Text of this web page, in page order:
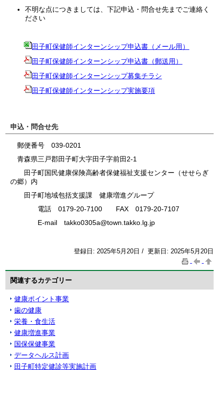
不明な点につきましては、下記申込・問合せ先までご連絡く
ださい
田子町保健師インターンシップ申込書（メール用）
田子町保健師インターンシップ申込書（郵送用）
田子町保健師インターンシップ募集チラシ
田子町保健師インターンシップ実施要項
申込・問合せ先
郵便番号 039-0201
青森県三戸郡田子町大字田子字前田2-1
田子町国民健康保険高齢者保健福祉支援センター（せせらぎ
の郷）内
田子町地域包括支援課 健康増進グループ
電話 0179-20-7100 FAX 0179-20-7107
E-mail takko0305a@town.takko.lg.jp
登録日: 2025年5月20日 / 更新日: 2025年5月20日
関連するカテゴリー
健康ポイント事業
歯の健康
栄養・食生活
健康増進事業
国保保健事業
データヘルス計画
田子町特定健診等実施計画